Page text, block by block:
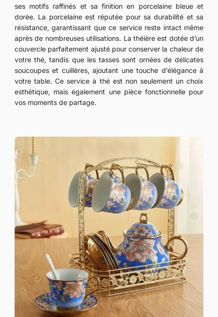
ses motifs raffinés et sa finition en porcelaine bleue et
dorée. La porcelaine est réputée pour sa durabilité et sa
résistance, garantissant que ce service reste intact même
après de nombreuses utilisations. La théière est dotée d’un
couvercle parfaitement ajusté pour conserver la chaleur de
votre thé, tandis que les tasses sont ornées de délicates
soucoupes et cuillères, ajoutant une touche d’élégance à
votre table. Ce service à thé est non seulement un choix
esthétique, mais également une pièce fonctionnelle pour
vos moments de partage.